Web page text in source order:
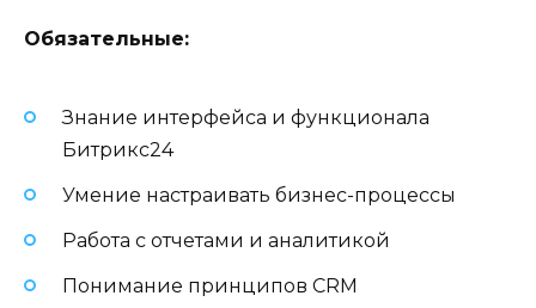
Обязательные:
Знание интерфейса и функционала
Битрикс24
Умение настраивать бизнес-процессы
Работа с отчетами и аналитикой
Понимание принципов CRM